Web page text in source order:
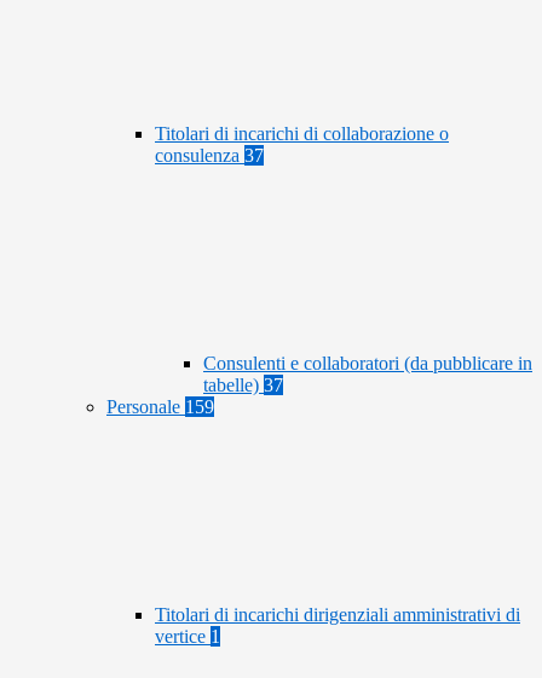
Titolari di incarichi di collaborazione o
consulenza 37
Consulenti e collaboratori (da pubblicare in
tabelle) 37
Personale 159
Titolari di incarichi dirigenziali amministrativi di
vertice 1